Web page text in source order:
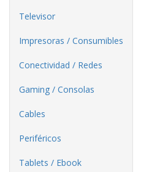
Televisor
Impresoras / Consumibles
Conectividad / Redes
Gaming / Consolas
Cables
Periféricos
Tablets / Ebook